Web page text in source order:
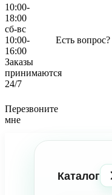
10:00-
18:00
сб-вс
10:00-
16:00
Заказы
принимаются
24/7
Есть вопрос?
Перезвоните
мне
Каталог